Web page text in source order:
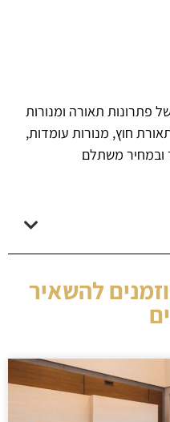
פתרונות תאורה ומנורות
חוץ, מנורות עומדות,
ובמחיר משתלם
להשאיר